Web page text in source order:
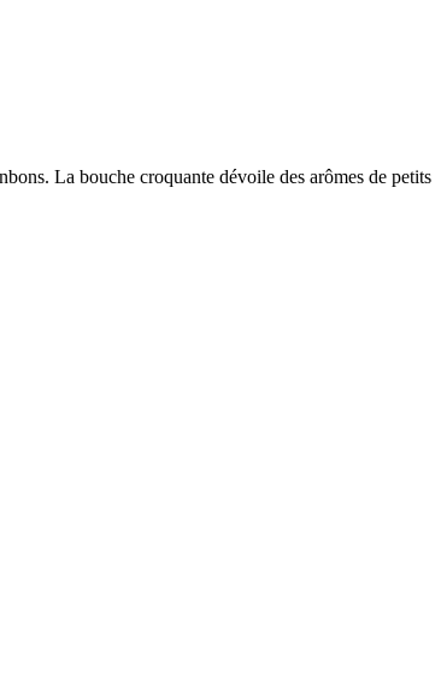
La bouche croquante dévoile des arômes de petits